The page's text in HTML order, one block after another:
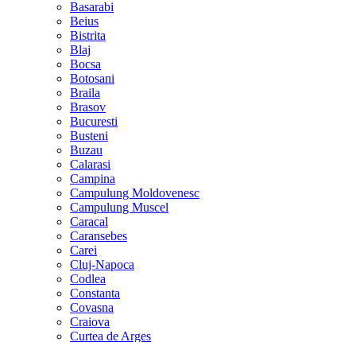
Basarabi
Beius
Bistrita
Blaj
Bocsa
Botosani
Braila
Brasov
Bucuresti
Busteni
Buzau
Calarasi
Campina
Campulung Moldovenesc
Campulung Muscel
Caracal
Caransebes
Carei
Cluj-Napoca
Codlea
Constanta
Covasna
Craiova
Curtea de Arges